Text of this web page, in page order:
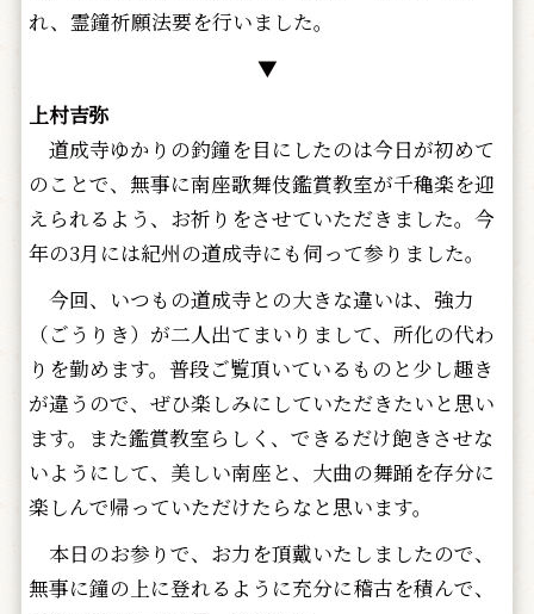
れ、霊鐘祈願法要を行いました。
▼
上村吉弥
道成寺ゆかりの釣鐘を目にしたのは今日が初めて
のことで、無事に南座歌舞伎鑑賞教室が千穐楽を迎
えられるよう、お祈りをさせていただきました。今
年の3月には紀州の道成寺にも伺って参りました。
今回、いつもの道成寺との大きな違いは、強力
（ごうりき）が二人出てまいりまして、所化の代わ
りを勤めます。普段ご覧頂いているものと少し趣き
が違うので、ぜひ楽しみにしていただきたいと思い
ます。また鑑賞教室らしく、できるだけ飽きさせな
いようにして、美しい南座と、大曲の舞踊を存分に
楽しんで帰っていただけたらなと思います。
本日のお参りで、お力を頂戴いたしましたので、
無事に鐘の上に登れるように充分に稽古を積んで、